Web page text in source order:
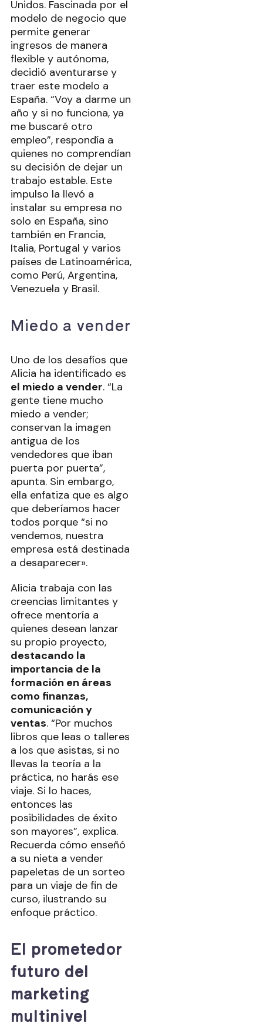
Unidos. Fascinada por el
modelo de negocio que
permite generar
ingresos de manera
flexible y autónoma,
decidió aventurarse y
traer este modelo a
España. “Voy a darme un
año y si no funciona, ya
me buscaré otro
empleo”, respondía a
quienes no comprendían
su decisión de dejar un
trabajo estable. Este
impulso la llevó a
instalar su empresa no
solo en España, sino
también en Francia,
Italia, Portugal y varios
países de Latinoamérica,
como Perú, Argentina,
Venezuela y Brasil.
Miedo a vender
Uno de los desafíos que
Alicia ha identificado es
el miedo a vender. “La
gente tiene mucho
miedo a vender;
conservan la imagen
antigua de los
vendedores que iban
puerta por puerta”,
apunta. Sin embargo,
ella enfatiza que es algo
que deberíamos hacer
todos porque “si no
vendemos, nuestra
empresa está destinada
a desaparecer».
Alicia trabaja con las
creencias limitantes y
ofrece mentoría a
quienes desean lanzar
su propio proyecto,
destacando la
importancia de la
formación en áreas
como finanzas,
comunicación y
ventas. “Por muchos
libros que leas o talleres
a los que asistas, si no
llevas la teoría a la
práctica, no harás ese
viaje. Si lo haces,
entonces las
posibilidades de éxito
son mayores”, explica.
Recuerda cómo enseñó
a su nieta a vender
papeletas de un sorteo
para un viaje de fin de
curso, ilustrando su
enfoque práctico.
El prometedor
futuro del
marketing
multinivel